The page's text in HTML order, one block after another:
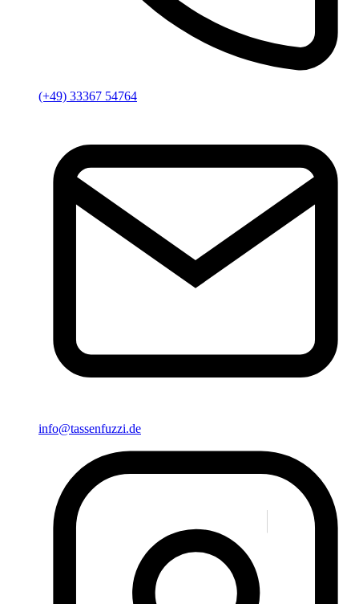
(+49) 33367 54764
info@tassenfuzzi.de